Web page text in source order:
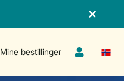
Mine bestillinger
Toggle the